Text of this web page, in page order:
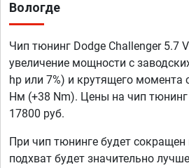
Вологде
Чип тюнинг Dodge Challenger 5.7
увеличение мощности с
hp или 7%) и крутящего момента
Нм (+38 Nm). Цены на чип
17800 руб.
При чип тюнинге будет сокращен
подхват будет значительно